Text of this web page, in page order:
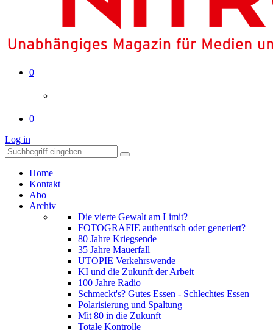
0
0
Log in
Home
Kontakt
Abo
Archiv
Die vierte Gewalt am Limit?
FOTOGRAFIE authentisch oder generiert?
80 Jahre Kriegsende
35 Jahre Mauerfall
UTOPIE Verkehrswende
KI und die Zukunft der Arbeit
100 Jahre Radio
Schmeckt's? Gutes Essen - Schlechtes Essen
Polarisierung und Spaltung
Mit 80 in die Zukunft
Totale Kontrolle